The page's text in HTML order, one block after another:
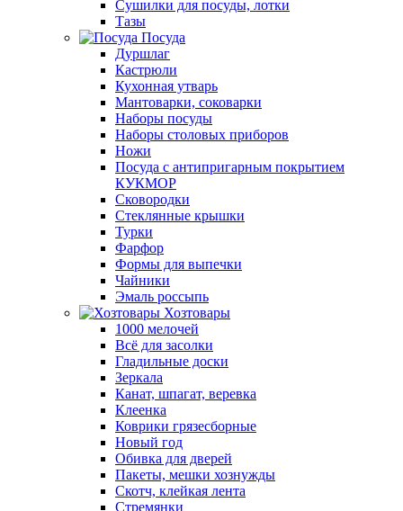
Сушилки для посуды, лотки
Тазы
Посуда
Дуршлаг
Кастрюли
Кухонная утварь
Мантоварки, соковарки
Наборы посуды
Наборы столовых приборов
Ножи
Посуда с антипригарным покрытием
КУКМОР
Сковородки
Стеклянные крышки
Турки
Фарфор
Формы для выпечки
Чайники
Эмаль россыпь
Хозтовары
1000 мелочей
Всё для засолки
Гладильные доски
Зеркала
Канат, шпагат, веревка
Клеенка
Коврики грязесборные
Новый год
Обивка для дверей
Пакеты, мешки хознужды
Скотч, клейкая лента
Стремянки